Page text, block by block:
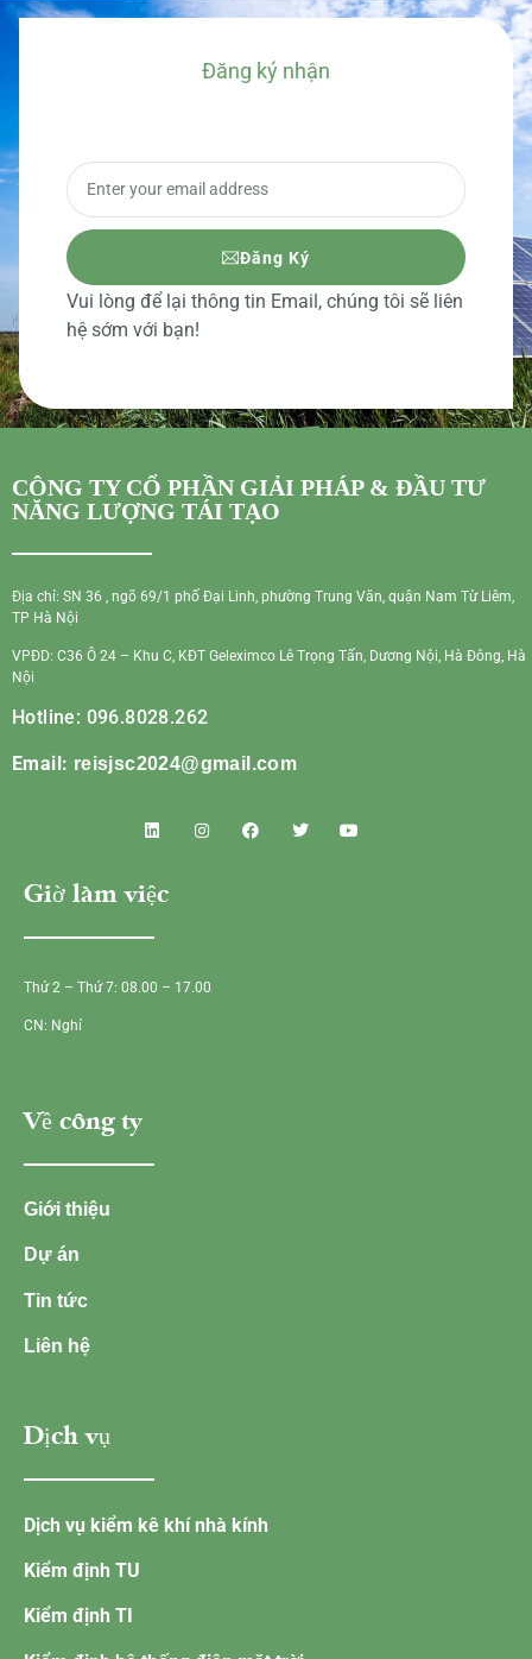
Đăng ký nhận
Đăng Ký
Vui lòng để lại thông tin Email, chúng tôi sẽ liên
hệ sớm với bạn!
CÔNG TY CỔ PHẦN GIẢI PHÁP & ĐẦU TƯ
NĂNG LƯỢNG TÁI TẠO
Địa chỉ: SN 36 , ngõ 69/1 phố Đại Linh, phường Trung Văn, quận Nam Từ Liêm,
TP Hà Nội
VPĐD: C36 Ô 24 – Khu C, KĐT Geleximco Lê Trọng Tấn, Dương Nội, Hà Đông, Hà
Nội
Hotline: 096.8028.262
Email: reisjsc2024@gmail.com
Giờ làm việc
Thứ 2 – Thứ 7: 08.00 – 17.00
CN: Nghỉ
Về công ty
Giới thiệu
Dự án
Tin tức
Liên hệ
Dịch vụ
Dịch vụ kiểm kê khí nhà kính
Kiểm định TU
Kiểm định TI